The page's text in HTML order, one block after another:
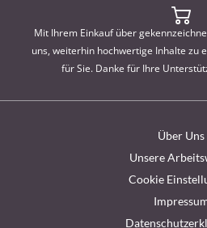
Mit Ihrem Einkauf über
uns, weiterhin hochwertige Inhalte zu
für Sie. Danke für Ihre
Über Uns
Unsere
Cookie